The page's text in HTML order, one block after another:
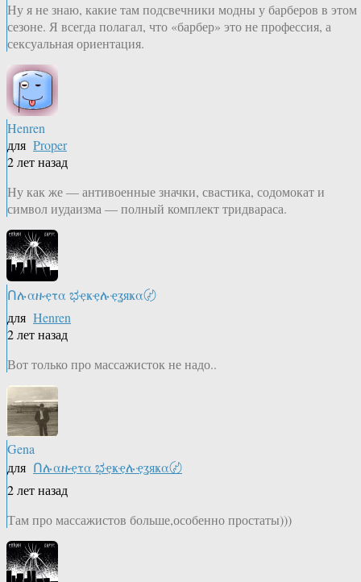
Ну я не знаю, какие там подсвечники модны у барберов в этом
сезоне. Я всегда полагал, что «барбер» это не профессия, а
сексуальная ориентация.
Henren
для Proper
2 лет назад
Ну как же — антивоенные значки, свастика, содомокат и
символ иудаизма — полный комплект тридвараса.
Ոሉαዙҿτα ಭҿҝҿሉҿʓяҝα〄
для Henren
2 лет назад
Вот только про массажисток не надо..
Gena
для Ոሉαዙҿτα ಭҿҝҿሉҿʓяҝα〄
2 лет назад
Там про массажистов больше,особенно простаты)))